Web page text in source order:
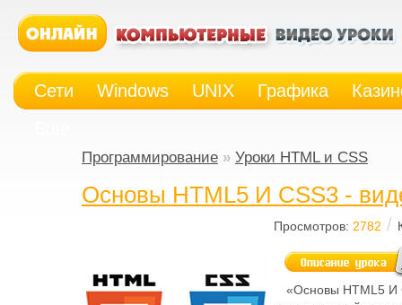
Сети Windows UNIX Графика
Программирование » Уроки HTML и CSS
Основы HTML5 И CSS3 -
Просмотров: 2782 /
«Основы HTML5 И